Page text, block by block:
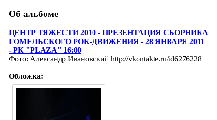
Об альбоме
ЦЕНТР ТЯЖЕСТИ 2010 - ПРЕЗЕНТАЦИЯ СБОРНИКА
ГОМЕЛЬСКОГО РОК-ДВИЖЕНИЯ - 28 ЯНВАРЯ 2011
- РК "PLAZA" 16:00
Фото: Александр Ивановский http://vkontakte.ru/id6276228
Обложка: